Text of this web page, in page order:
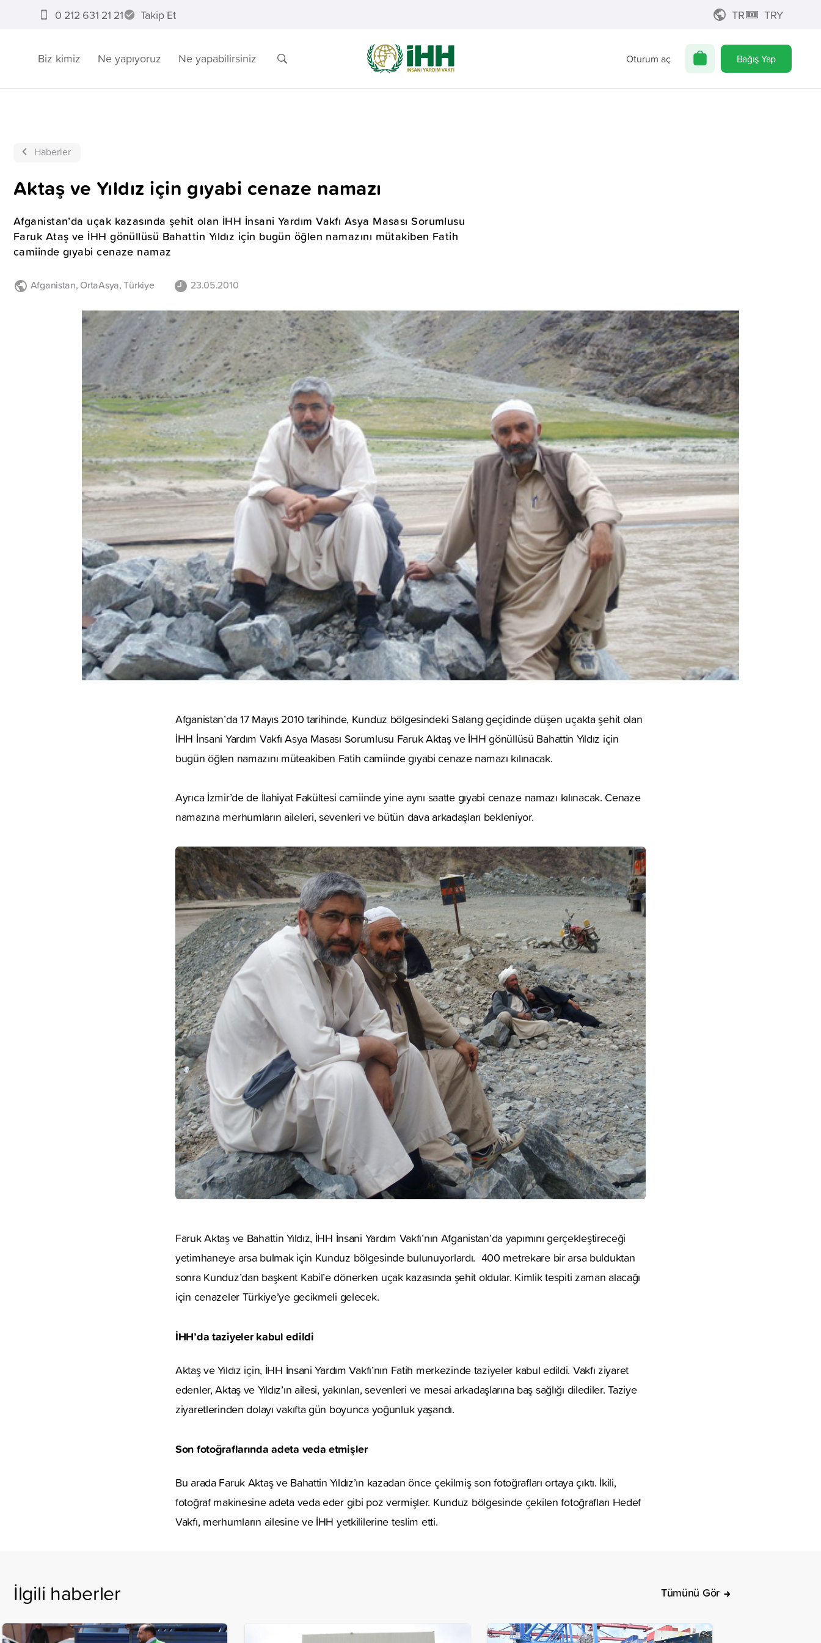
0 212 631 21 21 Takip Et TR TRY
Biz kimiz Ne yapıyoruz Ne yapabilirsiniz Oturum aç Bağış Yap
Haberler
Aktaş ve Yıldız için gıyabi cenaze namazı
Afganistan’da uçak kazasında şehit olan İHH İnsani Yardım Vakfı Asya Masası Sorumlusu
Faruk Ataş ve İHH gönüllüsü Bahattin Yıldız için bugün öğlen namazını mütakiben Fatih
camiinde gıyabi cenaze namaz
Afganistan,OrtaAsya,Türkiye 23.05.2010
Afganistan’da 17 Mayıs 2010 tarihinde, Kunduz bölgesindeki Salang geçidinde düşen uçakta şehit olan
İHH İnsani Yardım Vakfı Asya Masası Sorumlusu Faruk Aktaş ve İHH gönüllüsü Bahattin Yıldız için
bugün öğlen namazını müteakiben Fatih camiinde gıyabi cenaze namazı kılınacak.
Ayrıca İzmir’de de İlahiyat Fakültesi camiinde yine aynı saatte gıyabi cenaze namazı kılınacak. Cenaze
namazına merhumların aileleri, sevenleri ve bütün dava arkadaşları bekleniyor.
Faruk Aktaş ve Bahattin Yıldız, İHH İnsani Yardım Vakfı’nın Afganistan’da yapımını gerçekleştireceği
yetimhaneye arsa bulmak için Kunduz bölgesinde bulunuyorlardı. 400 metrekare bir arsa bulduktan
sonra Kunduz’dan başkent Kabil’e dönerken uçak kazasında şehit oldular. Kimlik tespiti zaman alacağı
için cenazeler Türkiye’ye gecikmeli gelecek.
İHH’da taziyeler kabul edildi
Aktaş ve Yıldız için, İHH İnsani Yardım Vakfı’nın Fatih merkezinde taziyeler kabul edildi. Vakfı ziyaret
edenler, Aktaş ve Yıldız’ın ailesi, yakınları, sevenleri ve mesai arkadaşlarına baş sağlığı dilediler. Taziye
ziyaretlerinden dolayı vakıfta gün boyunca yoğunluk yaşandı.
Son fotoğraflarında adeta veda etmişler
Bu arada Faruk Aktaş ve Bahattin Yıldız’ın kazadan önce çekilmiş son fotoğrafları ortaya çıktı. İkili,
fotoğraf makinesine adeta veda eder gibi poz vermişler. Kunduz bölgesinde çekilen fotoğrafları Hedef
Vakfı, merhumların ailesine ve İHH yetkililerine teslim etti.
İlgili haberler Tümünü Gör